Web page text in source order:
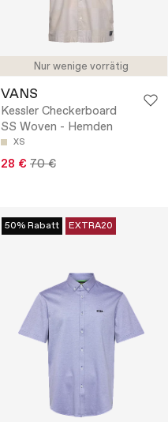
Nur wenige vorrätig
VANS
Kessler Checkerboard
SS Woven - Hemden
XS
28 € 70 €
50% Rabatt EXTRA20